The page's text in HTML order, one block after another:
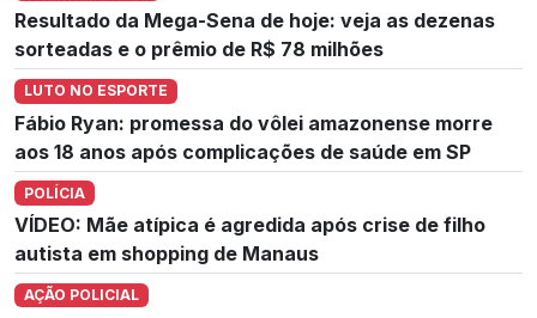
Resultado da Mega-Sena de hoje: veja as dezenas
sorteadas e o prêmio de R$ 78 milhões
LUTO NO ESPORTE
Fábio Ryan: promessa do vôlei amazonense morre
aos 18 anos após complicações de saúde em SP
POLÍCIA
VÍDEO: Mãe atípica é agredida após crise de filho
autista em shopping de Manaus
AÇÃO POLICIAL